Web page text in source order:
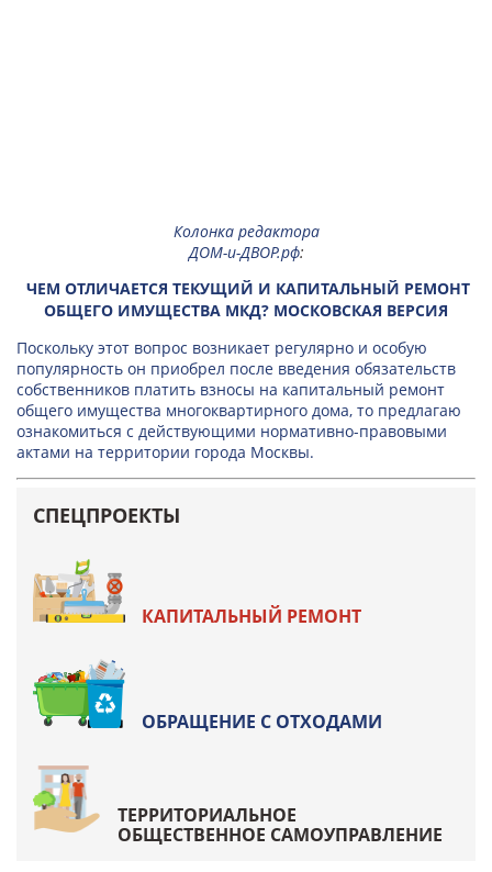
Колонка редактора
ДОМ-и-ДВОР.рф:
ЧЕМ ОТЛИЧАЕТСЯ ТЕКУЩИЙ И КАПИТАЛЬНЫЙ РЕМОНТ
ОБЩЕГО ИМУЩЕСТВА МКД? МОСКОВСКАЯ ВЕРСИЯ
Поскольку этот вопрос возникает регулярно и особую
популярность он приобрел после введения обязательств
собственников платить взносы на капитальный ремонт
общего имущества многоквартирного дома, то предлагаю
ознакомиться с действующими нормативно-правовыми
актами на территории города Москвы.
СПЕЦПРОЕКТЫ
КАПИТАЛЬНЫЙ РЕМОНТ
ОБРАЩЕНИЕ С ОТХОДАМИ
ТЕРРИТОРИАЛЬНОЕ
ОБЩЕСТВЕННОЕ САМОУПРАВЛЕНИЕ